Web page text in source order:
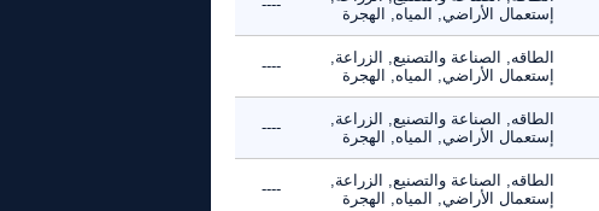
إستعمال الأراضي, المياه, الهجرة
----
الطاقه, الصناعة والتصنيع, الزراعة,
إستعمال الأراضي, المياه, الهجرة
----
الطاقه, الصناعة والتصنيع, الزراعة,
إستعمال الأراضي, المياه, الهجرة
----
الطاقه, الصناعة والتصنيع, الزراعة,
إستعمال الأراضي, المياه, الهجرة
----